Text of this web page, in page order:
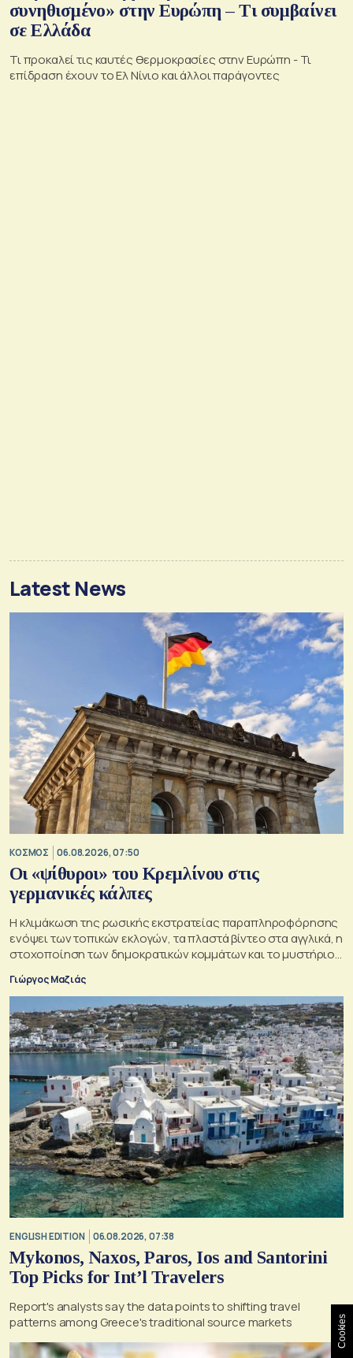
συνηθισμένο» στην Ευρώπη – Τι συμβαίνει
σε Ελλάδα
Τι προκαλεί τις καυτές θερμοκρασίες στην Ευρώπη - Τι
επίδραση έχουν το Ελ Νίνιο και άλλοι παράγοντες
Latest News
ΚΟΣΜΟΣ 06.08.2026, 07:50
Οι «ψίθυροι» του Κρεμλίνου στις
γερμανικές κάλπες
Η κλιμάκωση της ρωσικής εκστρατείας παραπληροφόρησης
ενόψει των τοπικών εκλογών, τα πλαστά βίντεο στα αγγλικά, η
στοχοποίηση των δημοκρατικών κομμάτων και το μυστήριο
Γιώργος Μαζιάς
ENGLISH EDITION 06.08.2026, 07:38
Mykonos, Naxos, Paros, Ios and Santorini
Top Picks for Int’l Travelers
Report's analysts say the data points to shifting travel
patterns among Greece's traditional source markets
Cookies